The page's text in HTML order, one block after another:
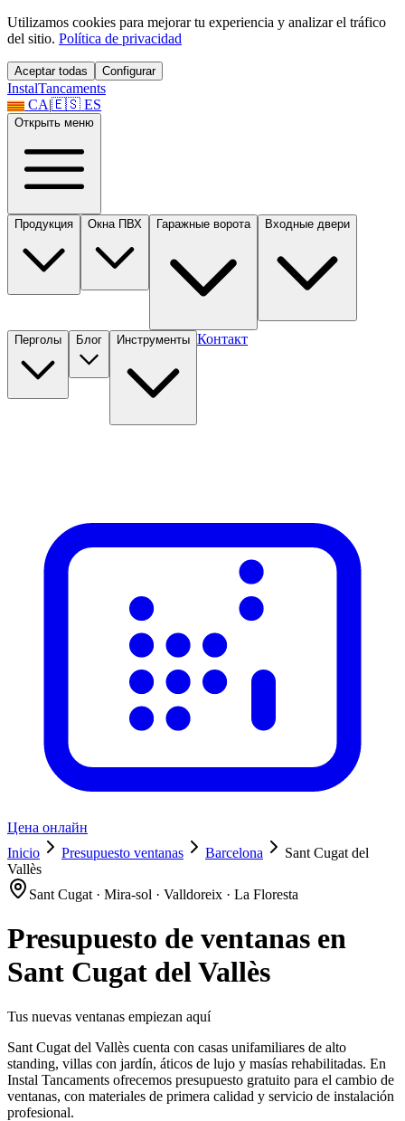
Utilizamos cookies para mejorar tu experiencia y analizar el tráfico
del sitio. Política de privacidad
Aceptar todas Configurar
InstalTancaments
CA|🇪🇸 ES
Открыть меню
Продукция Окна ПВХ Гаражные ворота Входные двери
Перголы Блог Инструменты Контакт
Цена онлайн
Inicio
Presupuesto ventanas Barcelona
Sant Cugat del
Vallès
Sant Cugat · Mira-sol · Valldoreix · La Floresta
Presupuesto de ventanas en
Sant Cugat del Vallès
Tus nuevas ventanas empiezan aquí
Sant Cugat del Vallès cuenta con casas unifamiliares de alto
standing, villas con jardín, áticos de lujo y masías rehabilitadas. En
Instal Tancaments ofrecemos presupuesto gratuito para el cambio de
ventanas, con materiales de primera calidad y servicio de instalación
profesional.